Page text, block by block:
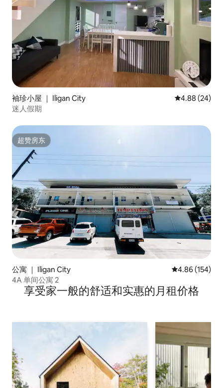
袖珍小屋 ｜ Iligan City 平均评分 4.88
4.88 (24)
迷人假期
超赞房东
超赞房东
公寓 ｜ Iligan City 平均评分 4.86
4.86 (154)
4A 单间公寓 2
享受家一般的舒适和实惠的月租价格